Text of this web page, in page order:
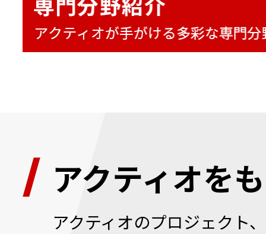
アクティオを
アクティオのプロジェクト